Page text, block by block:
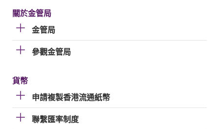
關於金管局
金管局
參觀金管局
貨幣
申請複製香港流通紙幣
聯繫匯率制度